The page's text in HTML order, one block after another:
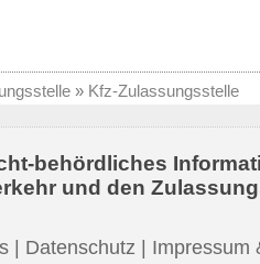
» Kfz-Zulassungsstelle
behördliches
und den
| Datenschutz | Impressum